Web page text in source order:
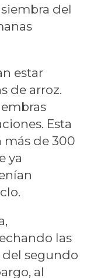
del
estar
de arroz.
Esta
más de 300
ya
las
segundo
al